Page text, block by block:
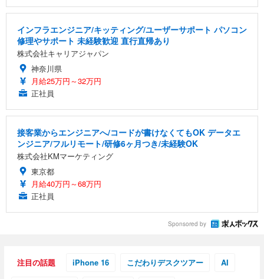
インフラエンジニア/キッティング/ユーザーサポート パソコン
修理やサポート 未経験歓迎 直行直帰あり
株式会社キャリアジャパン
神奈川県
月給25万円～32万円
正社員
接客業からエンジニアへ/コードが書けなくてもOK データエ
ンジニア/フルリモート/研修6ヶ月つき/未経験OK
株式会社KMマーケティング
東京都
月給40万円～68万円
正社員
Sponsored by
注目の話題 iPhone 16 こだわりデスクツアー AI